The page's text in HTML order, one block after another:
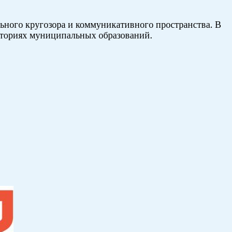
кругозора и коммуникативного пространства. В
муниципальных образований.